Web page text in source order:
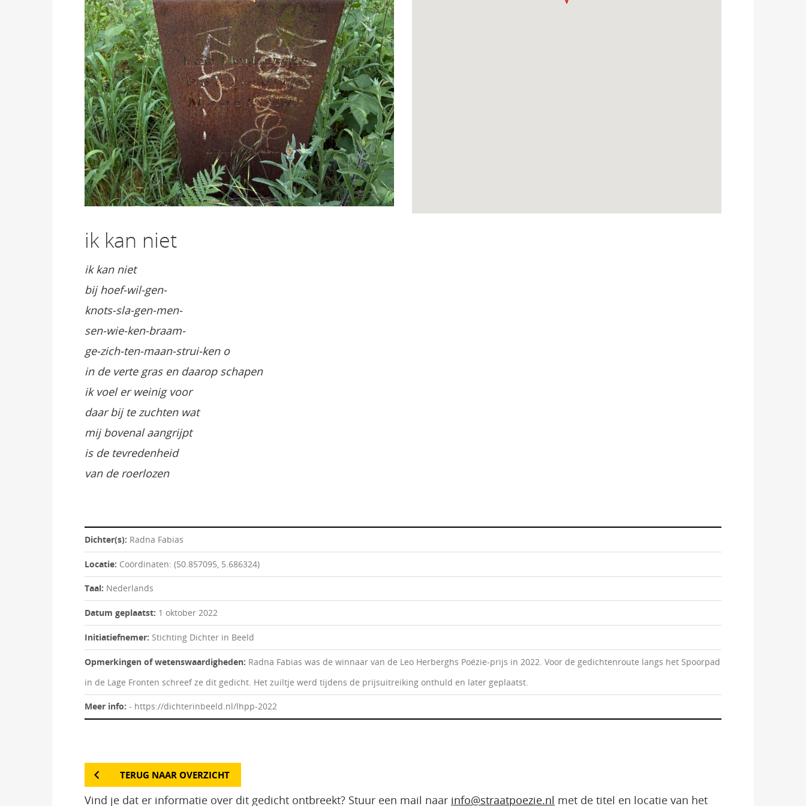
ik kan niet
ik kan niet
bij hoef-wil-gen-
knots-sla-gen-men-
sen-wie-ken-braam-
ge-zich-ten-maan-strui-ken o
in de verte gras en daarop schapen
ik voel er weinig voor
daar bij te zuchten wat
mij bovenal aangrijpt
is de tevredenheid
van de roerlozen
Dichter(s): Radna Fabias
Locatie: Coördinaten: (50.857095, 5.686324)
Taal: Nederlands
Datum geplaatst: 1 oktober 2022
Initiatiefnemer: Stichting Dichter in Beeld
Opmerkingen of wetenswaardigheden: Radna Fabias was de winnaar van de Leo Herberghs Poëzie-prijs in 2022. Voor de gedichtenroute langs het Spoorpad
in de Lage Fronten schreef ze dit gedicht. Het zuiltje werd tijdens de prijsuitreiking onthuld en later geplaatst.
Meer info: - https://dichterinbeeld.nl/lhpp-2022
TERUG NAAR OVERZICHT
Vind je dat er informatie over dit gedicht ontbreekt? Stuur een mail naar info@straatpoezie.nl met de titel en locatie van het